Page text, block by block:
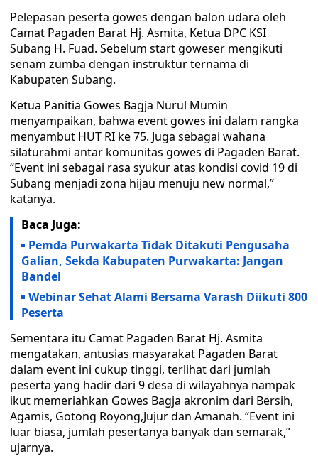
Pelepasan peserta gowes dengan balon udara oleh
Camat Pagaden Barat Hj. Asmita, Ketua DPC KSI
Subang H. Fuad. Sebelum start goweser mengikuti
senam zumba dengan instruktur ternama di
Kabupaten Subang.
Ketua Panitia Gowes Bagja Nurul Mumin
menyampaikan, bahwa event gowes ini dalam rangka
menyambut HUT RI ke 75. Juga sebagai wahana
silaturahmi antar komunitas gowes di Pagaden Barat.
“Event ini sebagai rasa syukur atas kondisi covid 19 di
Subang menjadi zona hijau menuju new normal,”
katanya.
Baca Juga:
Pemda Purwakarta Tidak Ditakuti Pengusaha
Galian, Sekda Kabupaten Purwakarta: Jangan
Bandel
Webinar Sehat Alami Bersama Varash Diikuti 800
Peserta
Sementara itu Camat Pagaden Barat Hj. Asmita
mengatakan, antusias masyarakat Pagaden Barat
dalam event ini cukup tinggi, terlihat dari jumlah
peserta yang hadir dari 9 desa di wilayahnya nampak
ikut memeriahkan Gowes Bagja akronim dari Bersih,
Agamis, Gotong Royong,Jujur dan Amanah. “Event ini
luar biasa, jumlah pesertanya banyak dan semarak,”
ujarnya.